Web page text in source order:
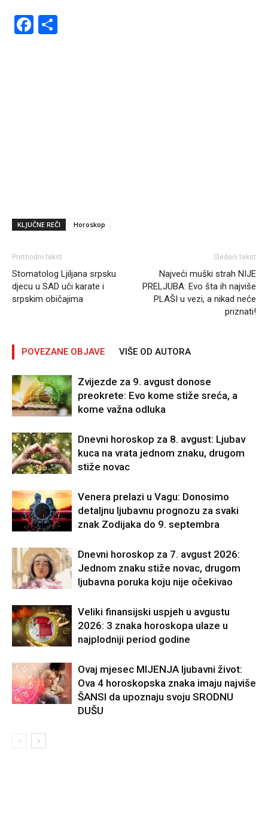
Facebook
KLJUČNE REČI Horoskop
Prethodni tekst
Stomatolog Ljiljana srpsku
djecu u SAD uči karate i
srpskim običajima
Sledeći tekst
Najveći muški strah NIJE
PRELJUBA: Evo šta ih najviše
PLAŠI u vezi, a nikad neće
priznati!
POVEZANE OBJAVE VIŠE OD AUTORA
Zvijezde za 9. avgust donose
preokrete: Evo kome stiže sreća, a
kome važna odluka
Dnevni horoskop za 8. avgust: Ljubav
kuca na vrata jednom znaku, drugom
stiže novac
Venera prelazi u Vagu: Donosimo
detaljnu ljubavnu prognozu za svaki
znak Zodijaka do 9. septembra
Dnevni horoskop za 7. avgust 2026:
Jednom znaku stiže novac, drugom
ljubavna poruka koju nije očekivao
Veliki finansijski uspjeh u avgustu
2026: 3 znaka horoskopa ulaze u
najplodniji period godine
Ovaj mjesec MIJENJA ljubavni život:
Ova 4 horoskopska znaka imaju najviše
ŠANSI da upoznaju svoju SRODNU
DUŠU